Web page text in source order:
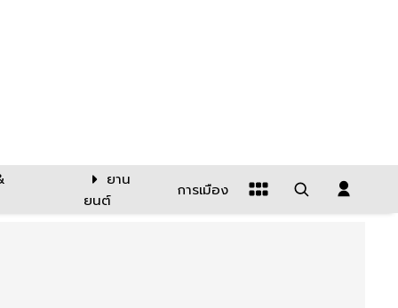
ยาน
ยนต์
การเมือง